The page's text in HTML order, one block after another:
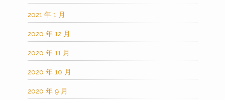
2021 年 1 月
2020 年 12 月
2020 年 11 月
2020 年 10 月
2020 年 9 月